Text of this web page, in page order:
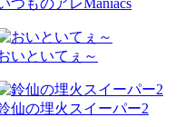
つものアレManiacs
いといてぇ～
仙の埋火スイーパー2